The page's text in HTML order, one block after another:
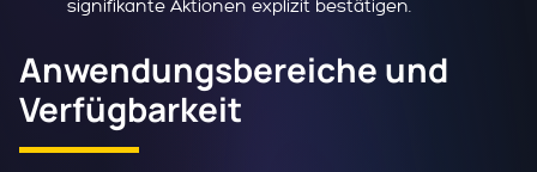
signifikante Aktionen explizit bestätigen.
Anwendungsbereiche und
Verfügbarkeit